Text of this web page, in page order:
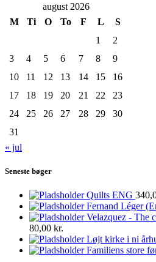
august 2026
M
Ti O To F L
S
1
2
3
4 5 6 7 8
9
10
11 12 13 14 15
16
17
18 19 20 21 22
23
24
25 26 27 28 29
30
31
« jul
Seneste bøger
Quilts ENG
Fernand Léger
Velazquez - The
80,00 kr.
Løjt kirke i ni
Familiens store